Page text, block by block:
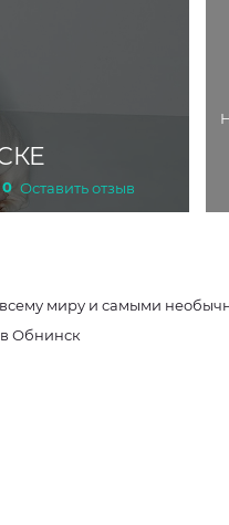
0 Оставить отзыв
миру и самыми
в Обнинск